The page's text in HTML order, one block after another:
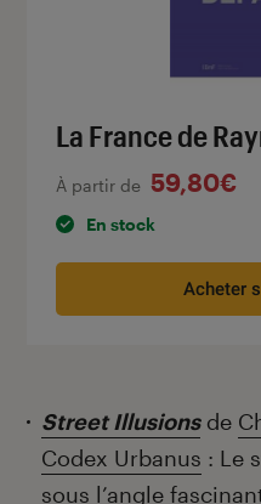
La France de
À partir de 59,80€
En stock
Acheter
Street Illusionsde
Codex Urbanus : Le
sous l’angle